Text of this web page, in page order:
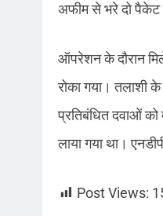
अफीम से भरे दो पैकेट
ऑपरेशन के दौरान
रोका गया। तलाशी
प्रतिबंधित दवाओं को
लाया गया था।
Post Views: